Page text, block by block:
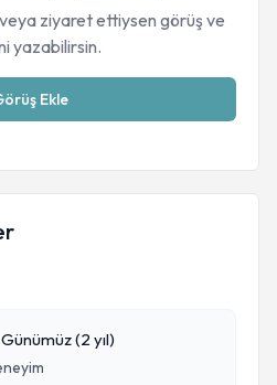
veya ziyaret ettiysen görüş ve
yazabilirsin.
Ekle
(2 yıl)